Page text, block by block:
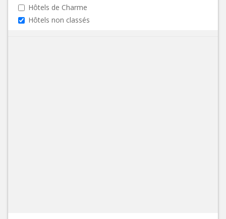
Hôtels de Charme
Hôtels non classés